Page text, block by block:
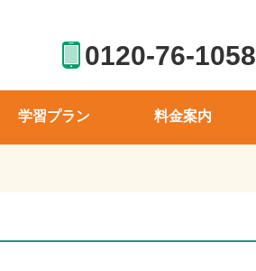
0120-76-1058
学習プラン 料金案内